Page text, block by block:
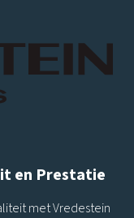
en Prestatie
met Vredestein